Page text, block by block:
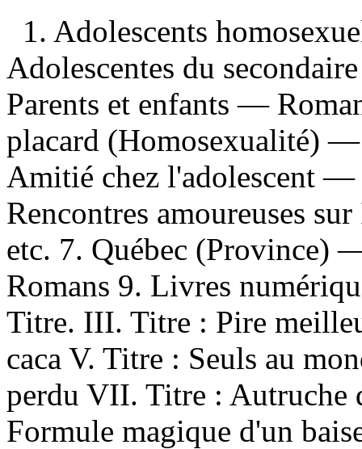
1. Adolescents
Adolescentes du
Parents et enfants —
placard (Homosexualité)
Amitié chez l'adolescent —
Rencontres amoureuses
etc. 7. Québec (Province)
Romans 9. Livres
Titre. III. Titre : Pire
caca V. Titre : Seuls au
perdu VII. Titre : Autruche
Formule magique d'un